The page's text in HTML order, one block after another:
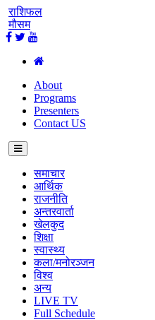
राशिफल
मौसम
About
Programs
Presenters
Contact US
समाचार
आर्थिक
राजनीति
अन्तरवार्ता
खेलकुद
शिक्षा
स्वास्थ्य
कला/मनोरञ्जन
विश्व
अन्य
LIVE TV
Full Schedule